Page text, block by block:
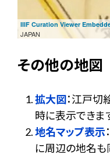
IIIF Curation Viewer
JAPAN
その他の地図
拡大図：江戸
時に表示できま
地名マップ表示
に周辺の地名も